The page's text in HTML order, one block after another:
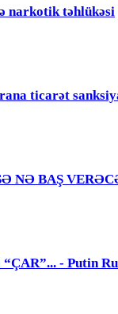
narkotik təhlükəsi
ticarət
NƏ BAŞ
- Putin